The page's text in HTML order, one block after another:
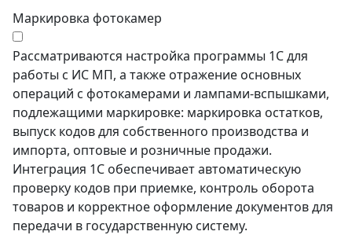
Маркировка фотокамер
Рассматриваются настройка программы 1С для
работы с ИС МП, а также отражение основных
операций с фотокамерами и лампами-вспышками,
подлежащими маркировке: маркировка остатков,
выпуск кодов для собственного производства и
импорта, оптовые и розничные продажи.
Интеграция 1С обеспечивает автоматическую
проверку кодов при приемке, контроль оборота
товаров и корректное оформление документов для
передачи в государственную систему.